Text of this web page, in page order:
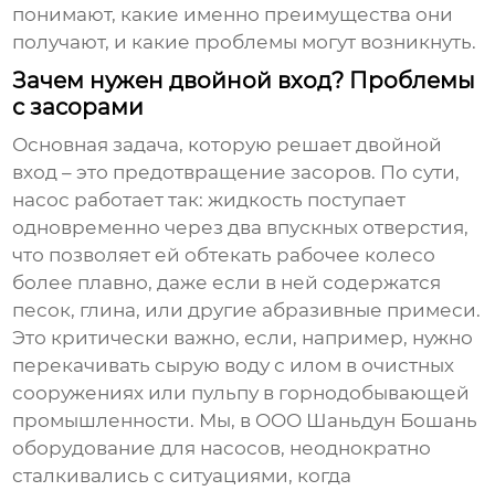
понимают, какие именно преимущества они
получают, и какие проблемы могут возникнуть.
Зачем нужен двойной вход? Проблемы
с засорами
Основная задача, которую решаетдвойной
вход – это предотвращение засоров. По сути,
насос работает так: жидкость поступает
одновременно через два впускных отверстия,
что позволяет ей обтекать рабочее колесо
более плавно, даже если в ней содержатся
песок, глина, или другие абразивные примеси.
Это критически важно, если, например, нужно
перекачивать сырую воду с илом в очистных
сооружениях или пульпу в горнодобывающей
промышленности. Мы, в OOO Шаньдун Бошань
оборудование для насосов, неоднократно
сталкивались с ситуациями, когда